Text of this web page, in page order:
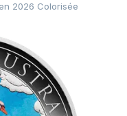
2026 Colorisée